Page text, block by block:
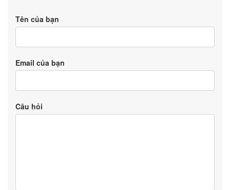
Tên của bạn
Email của bạn
Câu hỏi